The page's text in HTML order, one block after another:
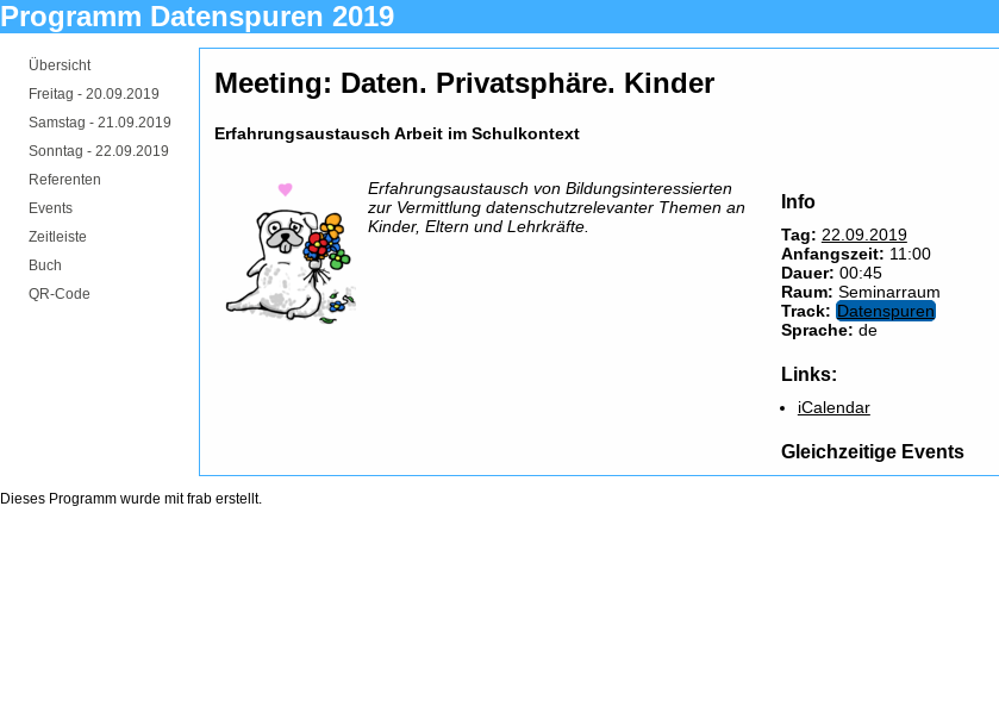
Programm Datenspuren 2019
Übersicht
Freitag - 20.09.2019
Samstag - 21.09.2019
Sonntag - 22.09.2019
Referenten
Events
Zeitleiste
Buch
QR-Code
Meeting: Daten. Privatsphäre. Kinder
Erfahrungsaustausch Arbeit im Schulkontext
Erfahrungsaustausch von Bildungsinteressierten
zur Vermittlung datenschutzrelevanter Themen an
Kinder, Eltern und Lehrkräfte.
Info
Tag: 22.09.2019
Anfangszeit: 11:00
Dauer: 00:45
Raum: Seminarraum
Track: Datenspuren
Sprache: de
Links:
iCalendar
Gleichzeitige Events
Dieses Programm wurde mitfrab erstellt.